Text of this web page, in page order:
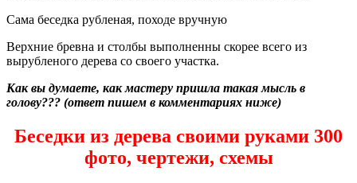
Сама беседка рубленая, походе вручную
Верхние бревна и столбы выполненны скорее всего из
вырубленого дерева со своего участка.
Как вы думаете, как мастеру пришла такая мысль в
голову??? (ответ пишем в комментариях ниже)
Беседки из дерева своими руками 300
фото, чертежи, схемы